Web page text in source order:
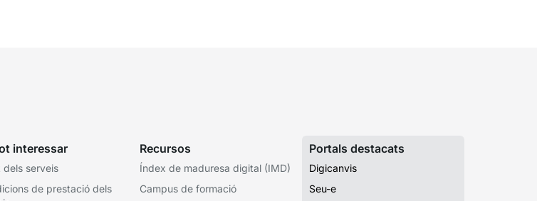
interessar
dels serveis
de prestació dels
Recursos
Índex de maduresa digital (IMD)
Campus de formació
Portals destacats
Digicanvis
Seu-e